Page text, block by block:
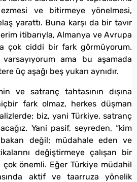
ezmesi ve bitirmeye yönelmesi,
yarattı. Buna karşı da bir tavır
itibarıyla, Almanya ve Avrupa
çok ciddi bir fark görmüyorum.
ama bu aşamada
üç aşağı beş yukarı aynıdır.
ve satranç tahtasının dışına
fark olmaz, herkes düşman
biz, yani Türkiye, satranç
Yani pasif, seyreden, “kim
değil; müdahale eden ve
değiştirmeye çalışan bir
çok önemli. Eğer Türkiye müdahil
aktif ve taarruza yönelik